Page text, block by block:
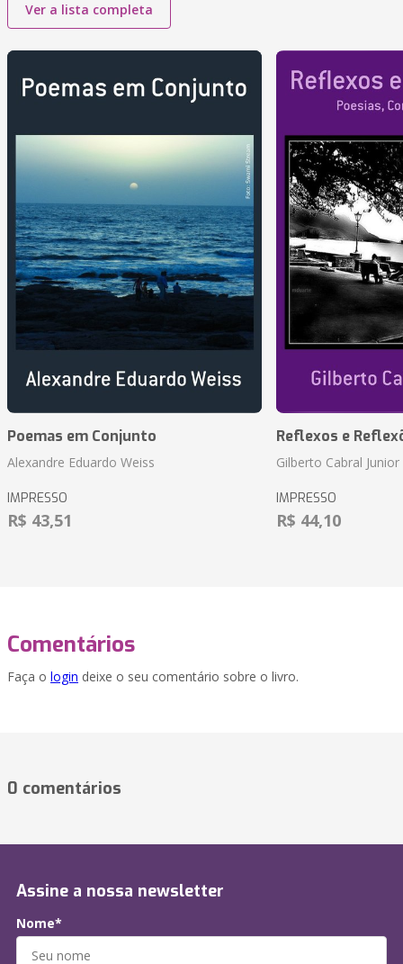
Ver a lista completa
Poemas em Conjunto
Alexandre Eduardo Weiss
IMPRESSO
R$ 43,51
Reflexos e
Gilberto Cabral Junior
IMPRESSO
R$ 44,10
Comentários
Faça o login deixe o seu comentário sobre o livro.
0 comentários
Assine a nossa newsletter
Nome*